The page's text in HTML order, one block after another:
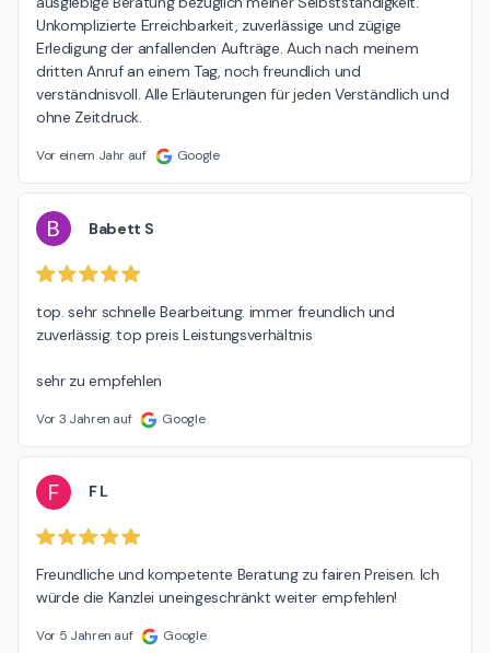
Unkomplizierte Erreichbarkeit, zuverlässige und zügige
Erledigung der anfallenden Aufträge. Auch nach meinem
dritten Anruf an einem Tag, noch freundlich und
verständnisvoll. Alle Erläuterungen für jeden Verständlich und
ohne Zeitdruck.
Vor einem Jahr auf Google
B Babett S
top. sehr schnelle Bearbeitung. immer freundlich und
zuverlässig. top preis Leistungsverhältnis
sehr zu empfehlen
Vor 3 Jahren auf Google
F F L
Freundliche und kompetente Beratung zu fairen Preisen. Ich
würde die Kanzlei uneingeschränkt weiter empfehlen!
Vor 5 Jahren auf Google